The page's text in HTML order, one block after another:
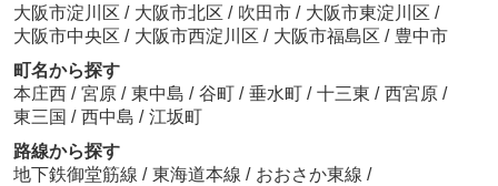
大阪市淀川区 / 大阪市北区 / 吹田市 / 大阪市東淀川区 /
大阪市中央区 / 大阪市西淀川区 / 大阪市福島区 / 豊中市
町名から探す
本庄西 / 宮原 / 東中島 / 谷町 / 垂水町 / 十三東 / 西宮原 /
東三国 / 西中島 / 江坂町
路線から探す
地下鉄御堂筋線 / 東海道本線 / おおさか東線 /